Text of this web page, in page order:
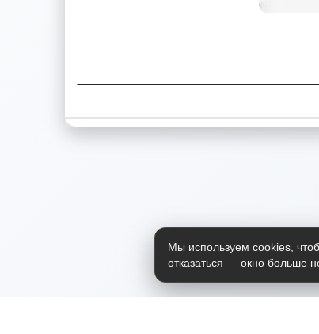
Мы используем cookies,
отказаться — окно больше